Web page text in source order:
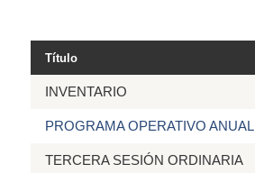
Título
INVENTARIO
PROGRAMA OPERATIVO ANUAL
TERCERA SESIÓN ORDINARIA